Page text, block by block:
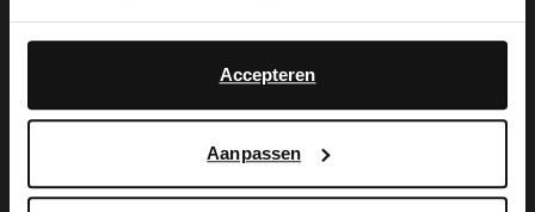
Accepteren
Aanpassen
English